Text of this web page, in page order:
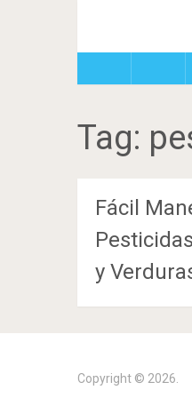
Tag:
Fácil
y
Copyright © 2026.